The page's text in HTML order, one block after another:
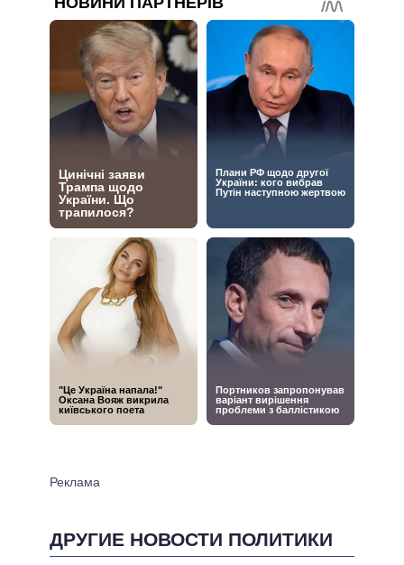
ДРУГИЕ НОВОСТИ ПОЛИТИКИ